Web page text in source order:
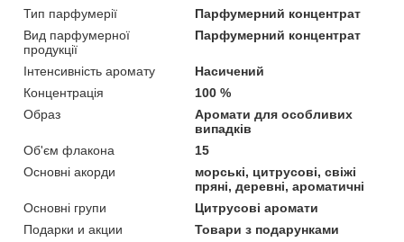
Тип парфумерії
Парфумерний концентрат
Вид парфумерної
продукції
Парфумерний концентрат
Інтенсивність аромату
Насичений
Концентрація
100 %
Образ
Аромати для особливих
випадків
Об'єм флакона
15
Основні акорди
морські, цитрусові, свіжі
пряні, деревні, ароматичні
Основні групи
Цитрусові аромати
Подарки и акции
Товари з подарунками